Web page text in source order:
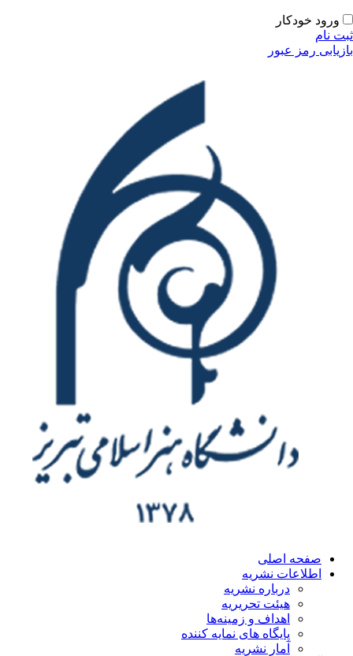
عبور
اصلی
نشریه
درباره نشریه
هیئت تحریریه
اهداف و زمینه‌ها
پایگاه های نمایه کننده
آمار نشریه